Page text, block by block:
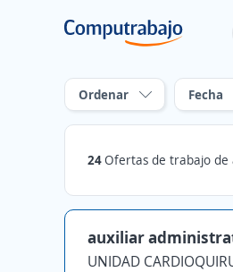
Ordenar Fecha
24Ofertas de trabajo de asistente
auxiliar
UNIDAD